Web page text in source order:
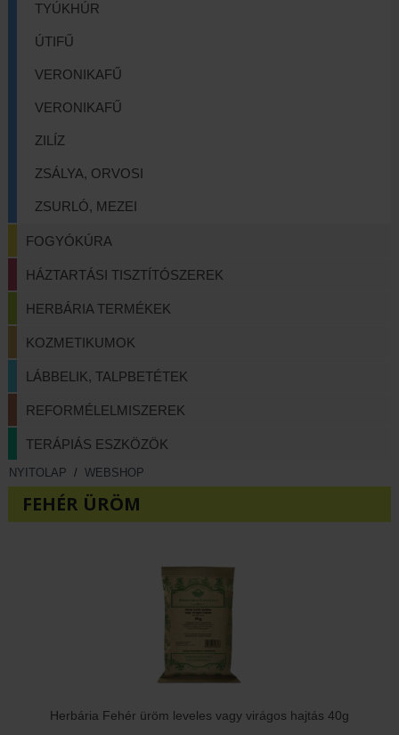
TYÚKHÚR
ÚTIFŰ
VERONIKAFŰ
VERONIKAFŰ
ZILÍZ
ZSÁLYA, ORVOSI
ZSURLÓ, MEZEI
FOGYÓKÚRA
HÁZTARTÁSI TISZTÍTÓSZEREK
HERBÁRIA TERMÉKEK
KOZMETIKUMOK
LÁBBELIK, TALPBETÉTEK
REFORMÉLELMISZEREK
TERÁPIÁS ESZKÖZÖK
NYITOLAP / WEBSHOP
FEHÉR ÜRÖM
Herbária Fehér üröm leveles vagy virágos hajtás 40g